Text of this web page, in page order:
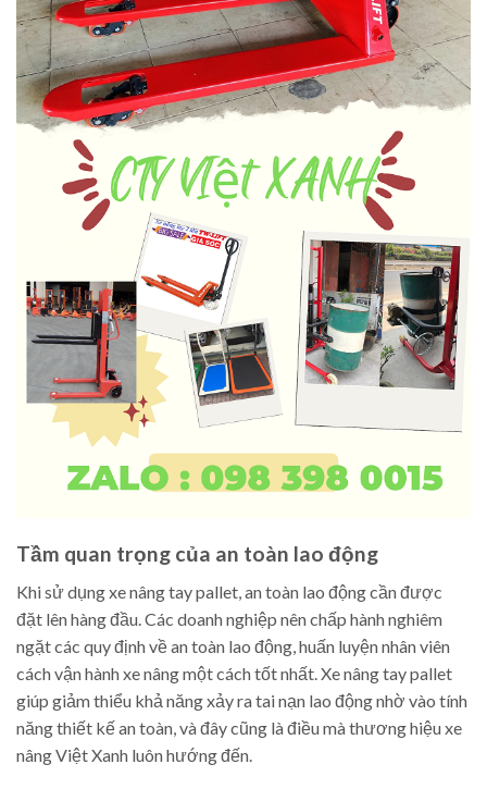
Tầm quan trọng của an toàn lao động
Khi sử dụng xe nâng tay pallet, an toàn lao động cần được
đặt lên hàng đầu. Các doanh nghiệp nên chấp hành nghiêm
ngặt các quy định về an toàn lao động, huấn luyện nhân viên
cách vận hành xe nâng một cách tốt nhất. Xe nâng tay pallet
giúp giảm thiểu khả năng xảy ra tai nạn lao động nhờ vào tính
năng thiết kế an toàn, và đây cũng là điều mà thương hiệu xe
nâng Việt Xanh luôn hướng đến.